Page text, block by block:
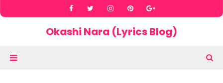
Okashi Nara (Lyrics Blog)